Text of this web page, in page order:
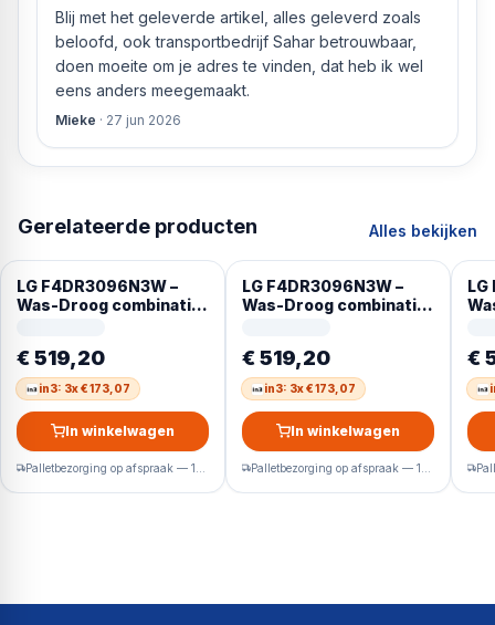
Blij met het geleverde artikel, alles geleverd zoals
beloofd, ook transportbedrijf Sahar betrouwbaar,
doen moeite om je adres te vinden, dat heb ik wel
eens anders meegemaakt.
Mieke · 27 jun 2026
Gerelateerde producten Alles bekijken
LG F4DR3096N3W –
Was-Droog combinatie
€ 519,20
in3: 3x € 173,07
In winkelwagen
LG F4DR3096N3W –
Was-Droog combinatie
€ 519,20
in3: 3x € 173,07
In winkelwagen
LG
€